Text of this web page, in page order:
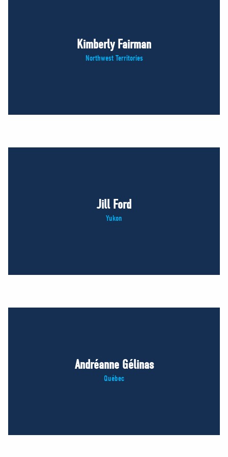
Kimberly Fairman
Northwest Territories
Jill Ford
Yukon
Andréanne Gélinas
Québec